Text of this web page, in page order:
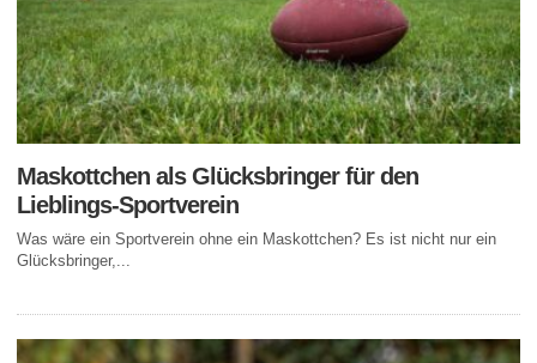
Maskottchen als Glücksbringer für den
Lieblings-Sportverein
Was wäre ein Sportverein ohne ein Maskottchen? Es ist nicht nur ein
Glücksbringer,...